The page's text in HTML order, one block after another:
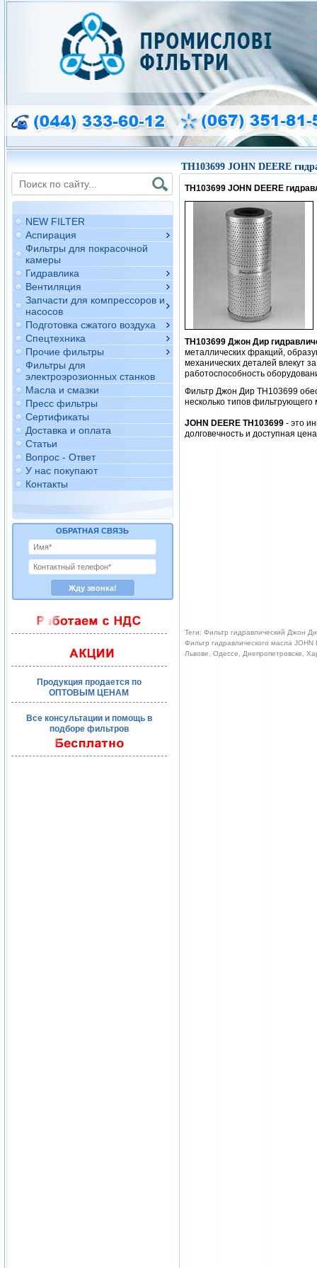
NEW FILTER
Аспирация
Фильтры для покрасочной
камеры
Гидравлика
Вентиляция
Запчасти для компрессоров и
насосов
Подготовка сжатого воздуха
Спецтехника
Прочие фильтры
Фильтры для
электроэрозионных станков
Масла и смазки
Пресс фильтры
Сертификаты
Доставка и оплата
Статьи
Вопрос - Ответ
У нас покупают
Контакты
ОБРАТНАЯ СВЯЗЬ
Продукция продается по
ОПТОВЫМ ЦЕНАМ
Все консультации и помощь в
подборе фильтров
TH103699 JOHN DEERE
TH103699 JOHN DEERE
TH103699 Джон Дир
металлических фракций,
механических деталей влекут
работоспособность
Фильтр Джон Дир TH103699
несколько типов фильтрующего
JOHN DEERE TH103699- это
долговечность и доступная
Теги: Фильтр гидравлический Джон
Фильтр гидравлического масла
Львове, Одессе, Днепропетровске,